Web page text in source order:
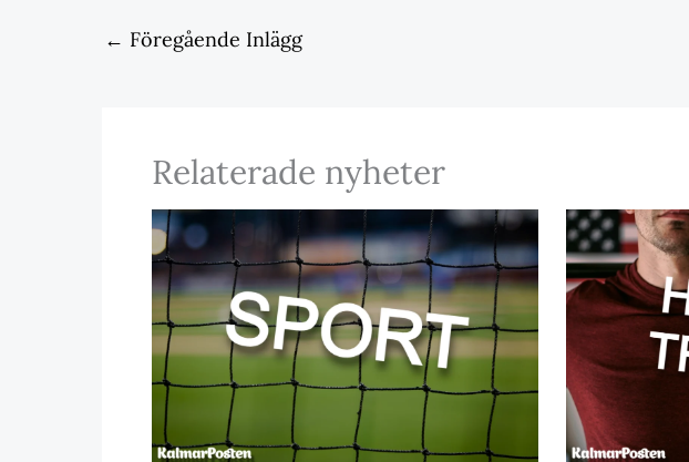
← Föregående Inlägg
Relaterade nyheter